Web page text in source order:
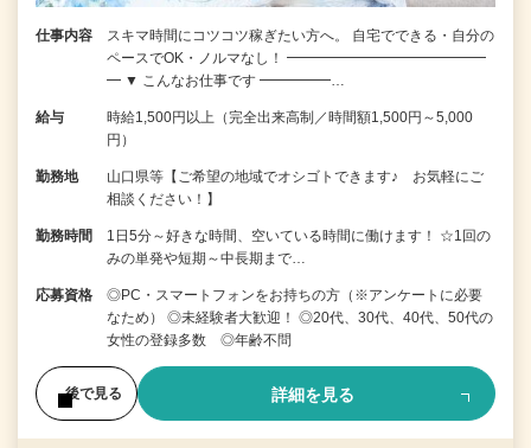
仕事内容
スキマ時間にコツコツ稼ぎたい方へ。 自宅でできる・自分の
ペースでOK・ノルマなし！ ━━━━━━━━━━━━━━
━ ▼ こんなお仕事です ━━━━━…
給与
時給1,500円以上（完全出来高制／時間額1,500円～5,000
円）
勤務地
山口県等【ご希望の地域でオシゴトできます♪ お気軽にご
相談ください！】
勤務時間
1日5分～好きな時間、空いている時間に働けます！ ☆1回の
みの単発や短期～中長期まで…
応募資格
◎PC・スマートフォンをお持ちの方（※アンケートに必要
なため） ◎未経験者大歓迎！ ◎20代、30代、40代、50代の
女性の登録多数 ◎年齢不問
後で見る 詳細を見る